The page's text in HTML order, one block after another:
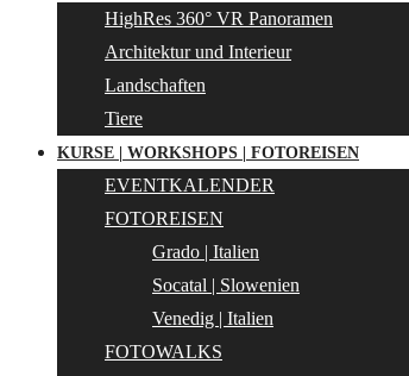
HighRes 360° VR Panoramen
Architektur und Interieur
Landschaften
Tiere
KURSE | WORKSHOPS | FOTOREISEN
EVENTKALENDER
FOTOREISEN
Grado | Italien
Socatal | Slowenien
Venedig | Italien
FOTOWALKS